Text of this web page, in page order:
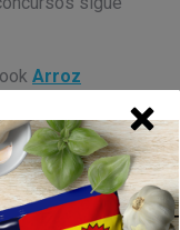
Arroz
Tiendas Ara,
en toda la